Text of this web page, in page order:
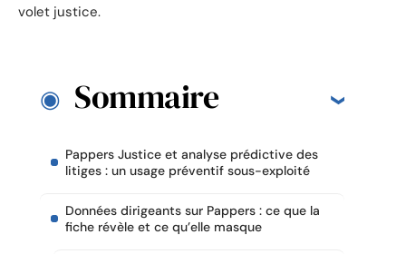
volet justice.
Sommaire
Pappers Justice et analyse prédictive des
litiges : un usage préventif sous-exploité
Données dirigeants sur Pappers : ce que la
fiche révèle et ce qu’elle masque